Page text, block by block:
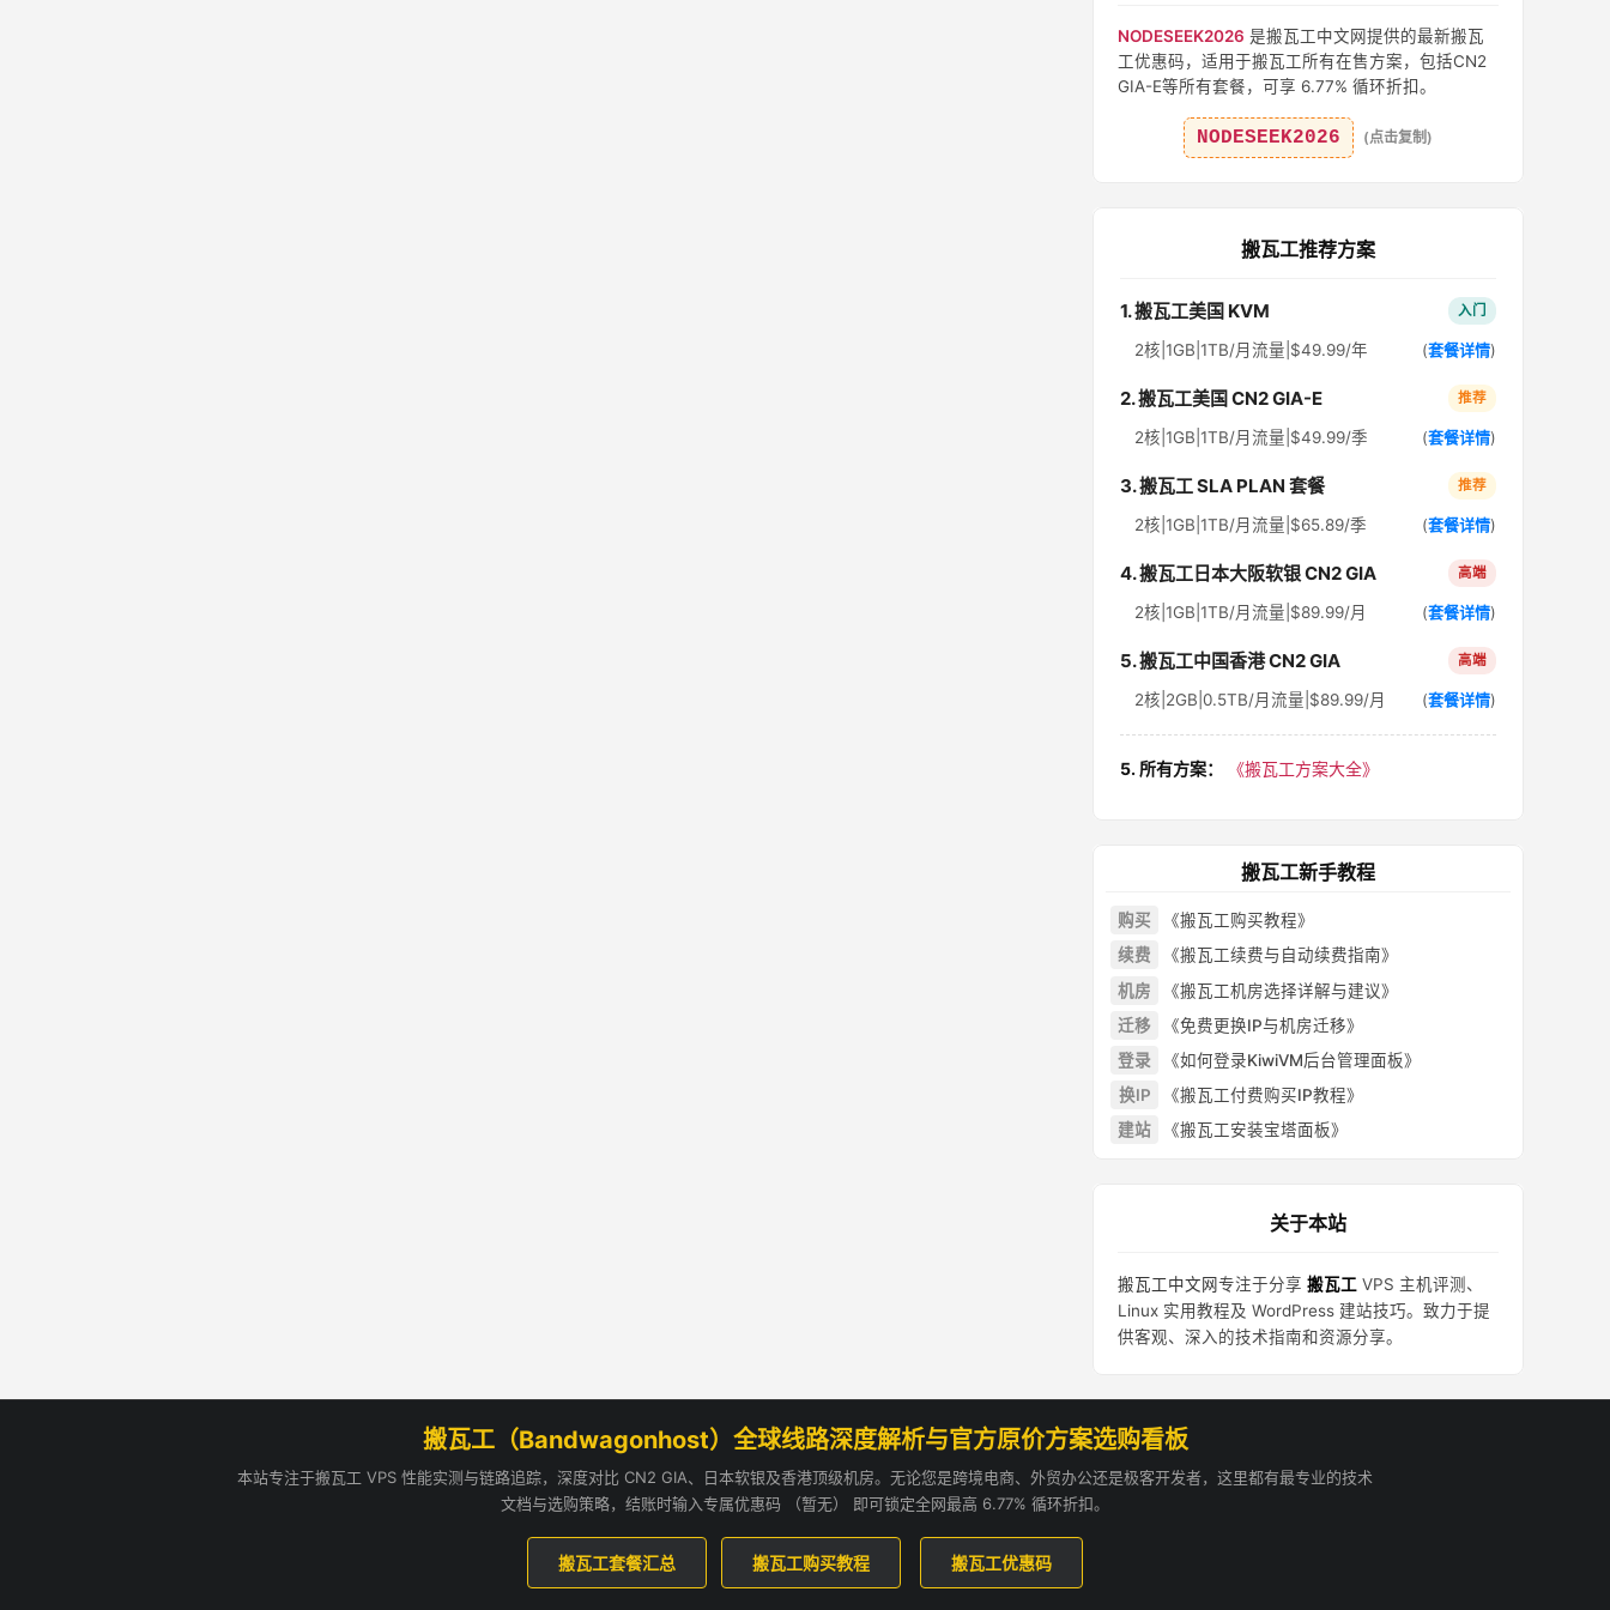
NODESEEK2026 是搬瓦工中文网提供的最新搬瓦
工优惠码，适用于搬瓦工所有在售方案，包括CN2
GIA-E等所有套餐，可享 6.77% 循环折扣。
NODESEEK2026 (点击复制)
搬瓦工推荐方案
1. 搬瓦工美国 KVM 入门
2核|1GB|1TB/月流量|$49.99/年 (套餐详情)
2. 搬瓦工美国 CN2 GIA-E 推荐
2核|1GB|1TB/月流量|$49.99/季 (套餐详情)
3. 搬瓦工 SLA PLAN 套餐 推荐
2核|1GB|1TB/月流量|$65.89/季 (套餐详情)
4. 搬瓦工日本大阪软银 CN2 GIA 高端
2核|1GB|1TB/月流量|$89.99/月 (套餐详情)
5. 搬瓦工中国香港 CN2 GIA 高端
2核|2GB|0.5TB/月流量|$89.99/月 (套餐详情)
5. 所有方案： 《搬瓦工方案大全》
搬瓦工新手教程
购买
《搬瓦工购买教程》
续费
《搬瓦工续费与自动续费指南》
机房
《搬瓦工机房选择详解与建议》
迁移
《免费更换IP与机房迁移》
登录
《如何登录KiwiVM后台管理面板》
换IP
《搬瓦工付费购买IP教程》
建站
《搬瓦工安装宝塔面板》
关于本站
搬瓦工中文网专注于分享 搬瓦工 VPS 主机评测、
Linux 实用教程及 WordPress 建站技巧。致力于提
供客观、深入的技术指南和资源分享。
搬瓦工（Bandwagonhost）全球线路深度解析与官方原价方案选购看板
本站专注于搬瓦工 VPS 性能实测与链路追踪，深度对比 CN2 GIA、日本软银及香港顶级机房。无论您是跨境电商、外贸办公还是极客开发者，这里都有最专业的技术
文档与选购策略，结账时输入专属优惠码 （暂无） 即可锁定全网最高 6.77% 循环折扣。
搬瓦工套餐汇总 搬瓦工购买教程 搬瓦工优惠码